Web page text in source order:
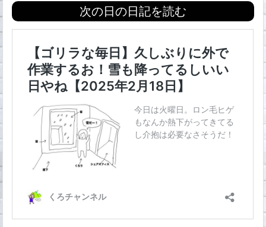
次の日の日記を読む